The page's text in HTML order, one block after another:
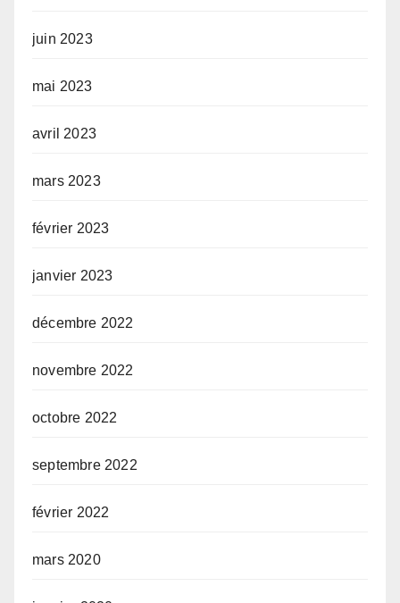
juin 2023
mai 2023
avril 2023
mars 2023
février 2023
janvier 2023
décembre 2022
novembre 2022
octobre 2022
septembre 2022
février 2022
mars 2020